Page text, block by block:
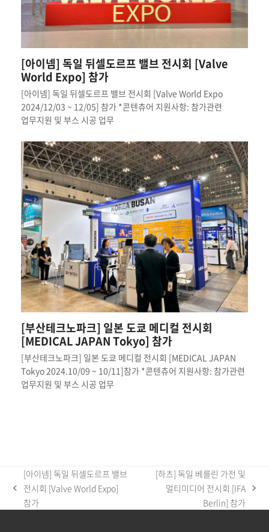
[아이넴] 독일 뒤셀도르프 밸브 전시회 [Valve
World Expo] 참가
[아이넴] 독일 뒤셀도르프 밸브 전시회 [Valve World Expo
2024/12/03 ~ 12/05] 참가 *콘텐츄어 지원사항: 참가관련
업무지원 및 부스 시공 업무
[부산테크노파크] 일본 도쿄 메디컬 전시회
[MEDICAL JAPAN Tokyo] 참가
[부산테크노파크] 일본 도쿄 메디컬 전시회 [MEDICAL JAPAN
Tokyo 2024.10/09 ~ 10/11]참가 *콘텐츄어 지원사항: 참가관련
업무지원 및 부스 시공 업무
previous
post:
[아이넴] 독일 뒤셀도르프 밸브
전시회 [Valve World Expo]
참가
post:
[하츠] 독일 베를린 가전 및
멀티미디어 전시회 [IFA
Berlin] 참가